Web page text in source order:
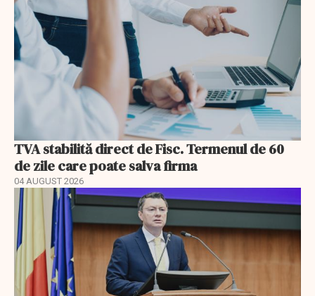
TVA stabilită direct de Fisc. Termenul de 60
de zile care poate salva firma
04 AUGUST 2026